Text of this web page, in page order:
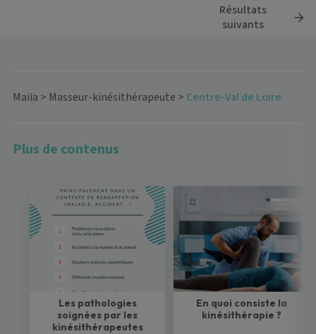
Résultats
suivants
Maiia > Masseur-kinésithérapeute > Centre-Val de Loire
Plus de contenus
Les pathologies
soignées par les
kinésithérapeutes
En quoi consiste la
kinésithérapie ?